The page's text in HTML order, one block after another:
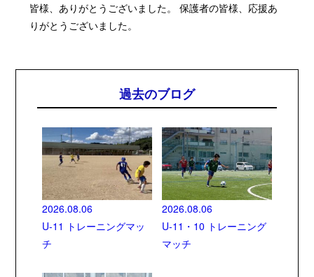
皆様、ありがとうございました。 保護者の皆様、応援あ
りがとうございました。
過去のブログ
2026.08.06
U-11 トレーニングマッ
チ
2026.08.06
U-11・10 トレーニング
マッチ